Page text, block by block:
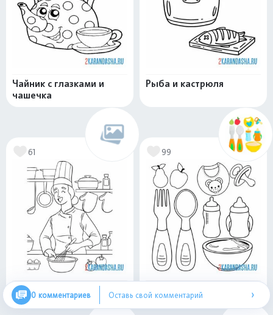
Чайник с глазками и
чашечка
Рыба и кастрюля
61
Повар готовит
99
Детская посуда
0 комментариев Оставь свой комментарий ›